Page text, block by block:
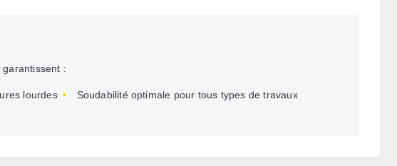
:
lourdes • Soudabilité optimale pour tous types de travaux